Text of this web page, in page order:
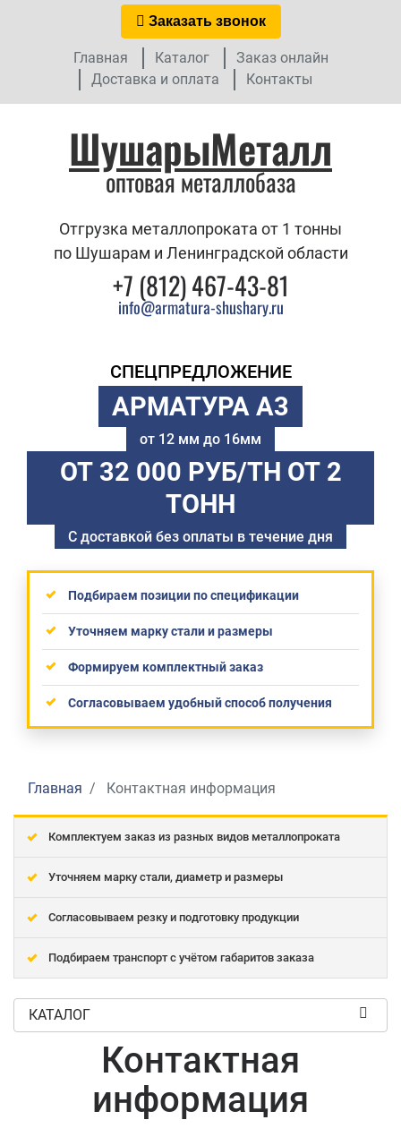
Заказать звонок
Главная Каталог
Заказ онлайн
Доставка и оплата
Контакты
ШушарыМеталл
оптовая металлобаза
Отгрузка металлопроката от 1 тонны
по Шушарам и Ленинградской области
+7 (812) 467-43-81
info@armatura-shushary.ru
СПЕЦПРЕДЛОЖЕНИЕ
АРМАТУРА А3
от 12 мм до 16мм
ОТ 32 000 РУБ/ТН ОТ 2
ТОНН
С доставкой без оплаты в течение дня
Подбираем позиции по спецификации
Уточняем марку стали и размеры
Формируем комплектный заказ
Согласовываем удобный способ получения
Главная Контактная информация
Комплектуем заказ из разных видов металлопроката
Уточняем марку стали, диаметр и размеры
Согласовываем резку и подготовку продукции
Подбираем транспорт с учётом габаритов заказа
КАТАЛОГ
Контактная
информация